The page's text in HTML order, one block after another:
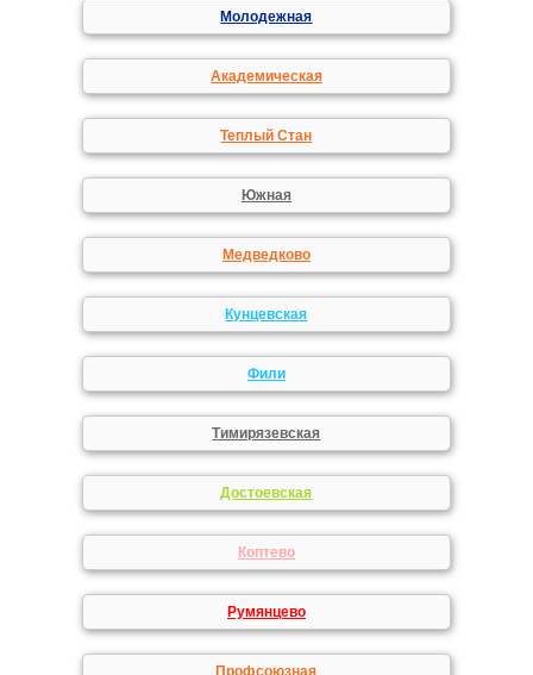
Молодежная
Академическая
Теплый Стан
Южная
Медведково
Кунцевская
Фили
Тимирязевская
Достоевская
Коптево
Румянцево
Профсоюзная